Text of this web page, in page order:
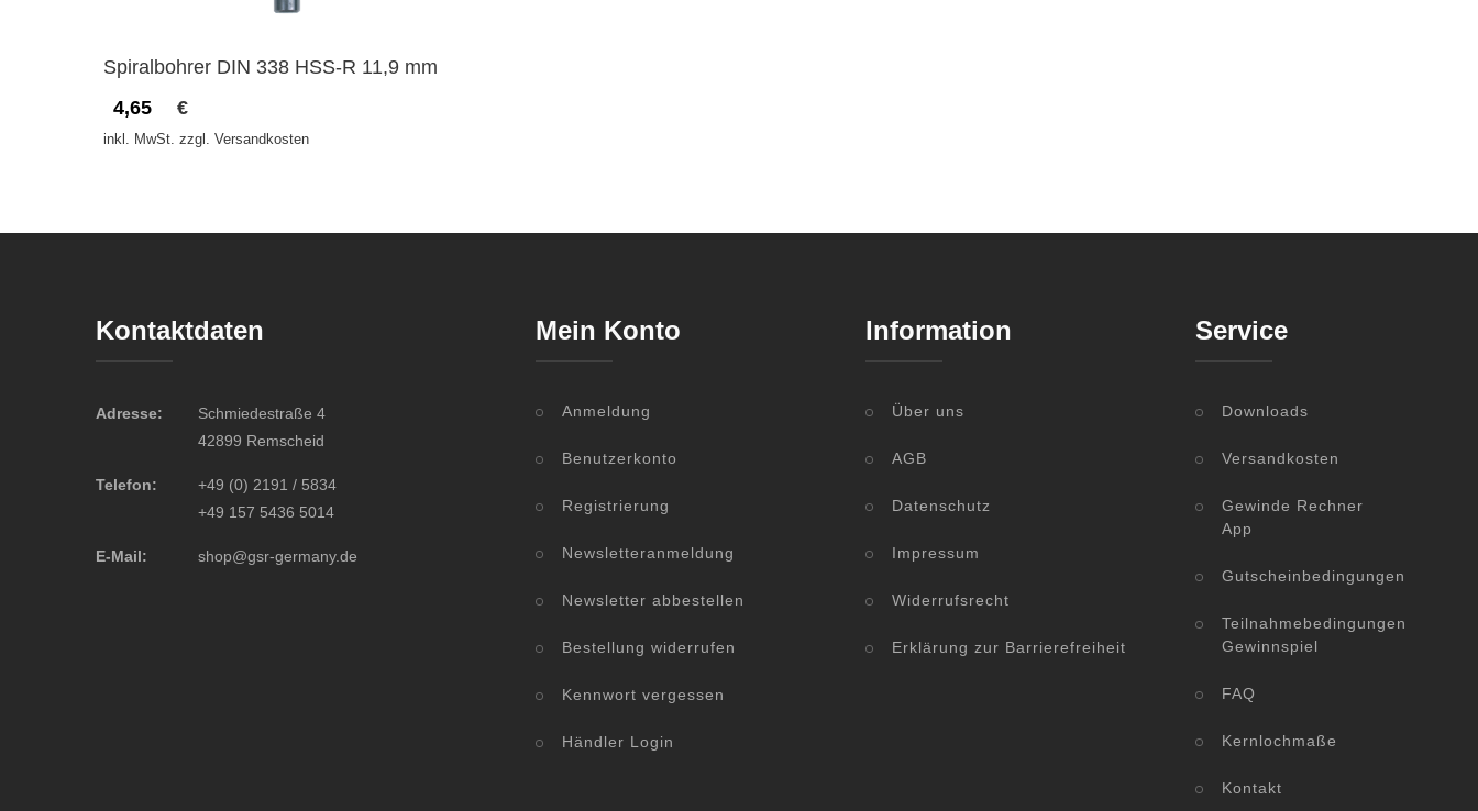
Spiralbohrer DIN 338 HSS-R 11,9 mm
4,65
€
inkl. MwSt. zzgl. Versandkosten
Kontaktdaten
Adresse:
Schmiedestraße 4
42899 Remscheid
Telefon:
+49 (0) 2191 / 5834
+49 157 5436 5014
E-Mail: shop@gsr-germany.de
Mein Konto
Anmeldung
Benutzerkonto
Registrierung
Newsletteranmeldung
Newsletter abbestellen
Bestellung widerrufen
Kennwort vergessen
Händler Login
Information
Über uns
AGB
Datenschutz
Impressum
Widerrufsrecht
Erklärung zur Barrierefreiheit
Service
Downloads
Versandkosten
Gewinde Rechner
App
Gutscheinbedingungen
Teilnahmebedingungen
Gewinnspiel
FAQ
Kernlochmaße
Kontakt